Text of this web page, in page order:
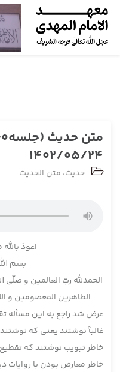
1402/05/24
حدیث، متن الحدیث
اعوذ
بسم
الحمدلله ربّ العالمين و صلّی
الطاهرين المعصومين و
عرض شد راجع به اين
غالباً نوشتند يعنی که
خاطر تبويب نوشتند که
خاطر معارض بودن با